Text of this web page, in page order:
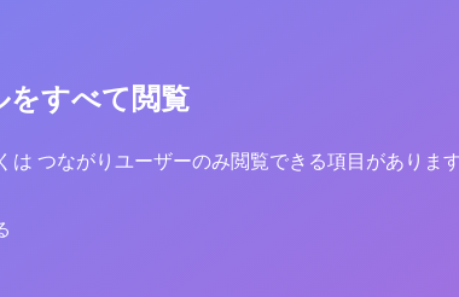
をすべて閲覧
は つながりユーザーのみ閲覧できる項目がありま